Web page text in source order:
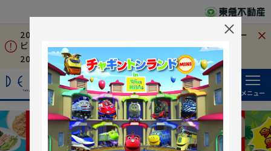
2026年7月18日㈯～8月31日㈪ 駐車場料金・駐車場サー
ビスについて
2026年8月8日㈯～8月16日㈰ 夏季営業時間について
検索 落とし物 SNS メニュー